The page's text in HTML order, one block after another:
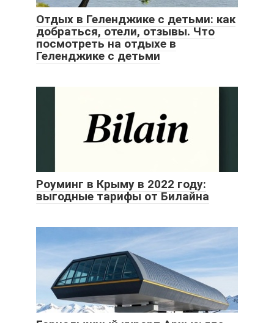
Отдых в Геленджике с детьми: как
добраться, отели, отзывы. Что
посмотреть на отдыхе в
Геленджике с детьми
Роуминг в Крыму в 2022 году:
выгодные тарифы от Билайна